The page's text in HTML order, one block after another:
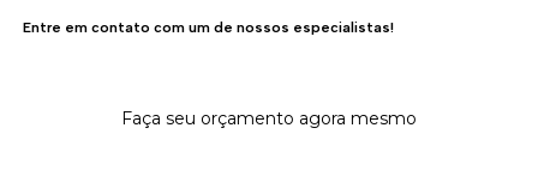
Entre em contato com um de nossos especialistas!
Faça seu orçamento agora mesmo